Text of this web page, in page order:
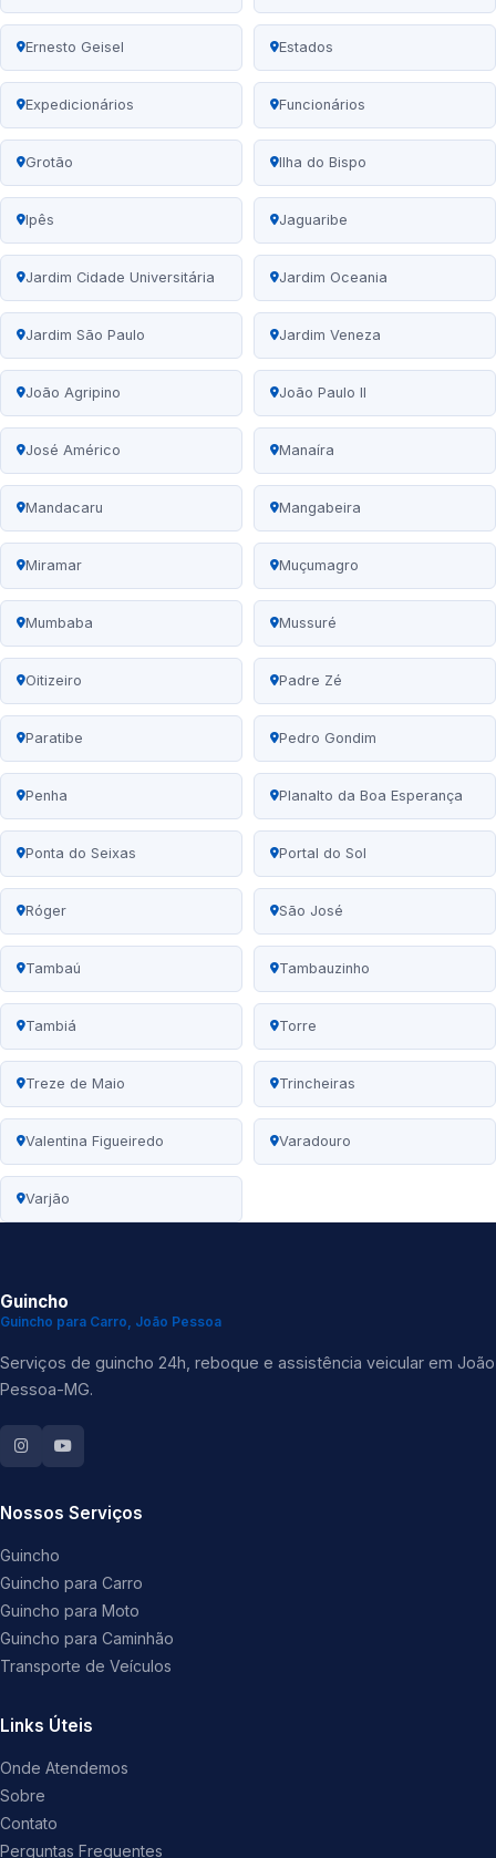
Ernesto Geisel Estados
Expedicionários Funcionários
Grotão Ilha do Bispo
Ipês Jaguaribe
Jardim Cidade Universitária Jardim Oceania
Jardim São Paulo Jardim Veneza
João Agripino João Paulo II
José Américo Manaíra
Mandacaru Mangabeira
Miramar Muçumagro
Mumbaba Mussuré
Oitizeiro Padre Zé
Paratibe Pedro Gondim
Penha Planalto da Boa Esperança
Ponta do Seixas Portal do Sol
Róger São José
Tambaú Tambauzinho
Tambiá Torre
Treze de Maio Trincheiras
Valentina Figueiredo Varadouro
Varjão
Guincho
Guincho para Carro, João Pessoa
Serviços de guincho 24h, reboque e assistência veicular em João
Pessoa-MG.
Nossos Serviços
Guincho
Guincho para Carro
Guincho para Moto
Guincho para Caminhão
Transporte de Veículos
Links Úteis
Onde Atendemos
Sobre
Contato
Perguntas Frequentes